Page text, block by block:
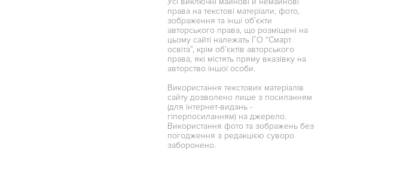
права на текстові матеріали, фото,
зображення та інші об’єкти
авторського права, що розміщені на
цьому сайті належать ГО “Смарт
освіта”, крім об’єктів авторського
права, які містять пряму вказівку на
авторство іншої особи.
Використання текстових матеріалів
сайту дозволено лише з посиланням
(для інтернет-видань -
гіперпосиланням) на джерело.
Використання фото та зображень без
погодження з редакцією суворо
заборонено.